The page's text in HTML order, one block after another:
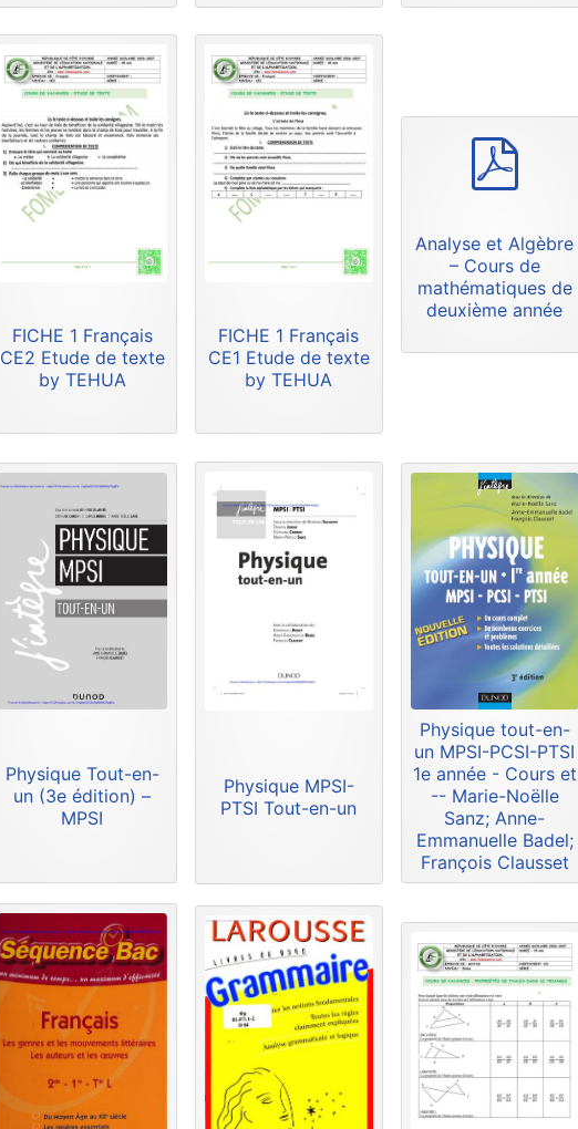
FICHE 1 Français
CE2 Etude de texte
by TEHUA
FICHE 1 Français
CE1 Etude de texte
by TEHUA
Analyse et Algèbre
– Cours de
mathématiques de
deuxième année
Physique Tout-en-
un (3e édition) –
MPSI
Physique MPSI-
PTSI Tout-en-un
Physique tout-en-
un MPSI-PCSI-PTSI
1e année - Cours et
-- Marie-Noëlle
Sanz; Anne-
Emmanuelle Badel;
François Clausset